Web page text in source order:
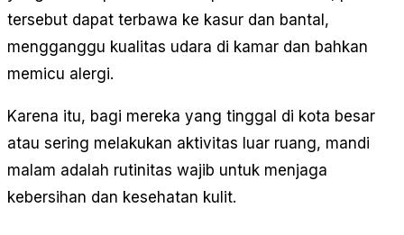
tersebut dapat terbawa ke kasur dan bantal,
mengganggu kualitas udara di kamar dan bahkan
memicu alergi.
Karena itu, bagi mereka yang tinggal di kota besar
atau sering melakukan aktivitas luar ruang, mandi
malam adalah rutinitas wajib untuk menjaga
kebersihan dan kesehatan kulit.